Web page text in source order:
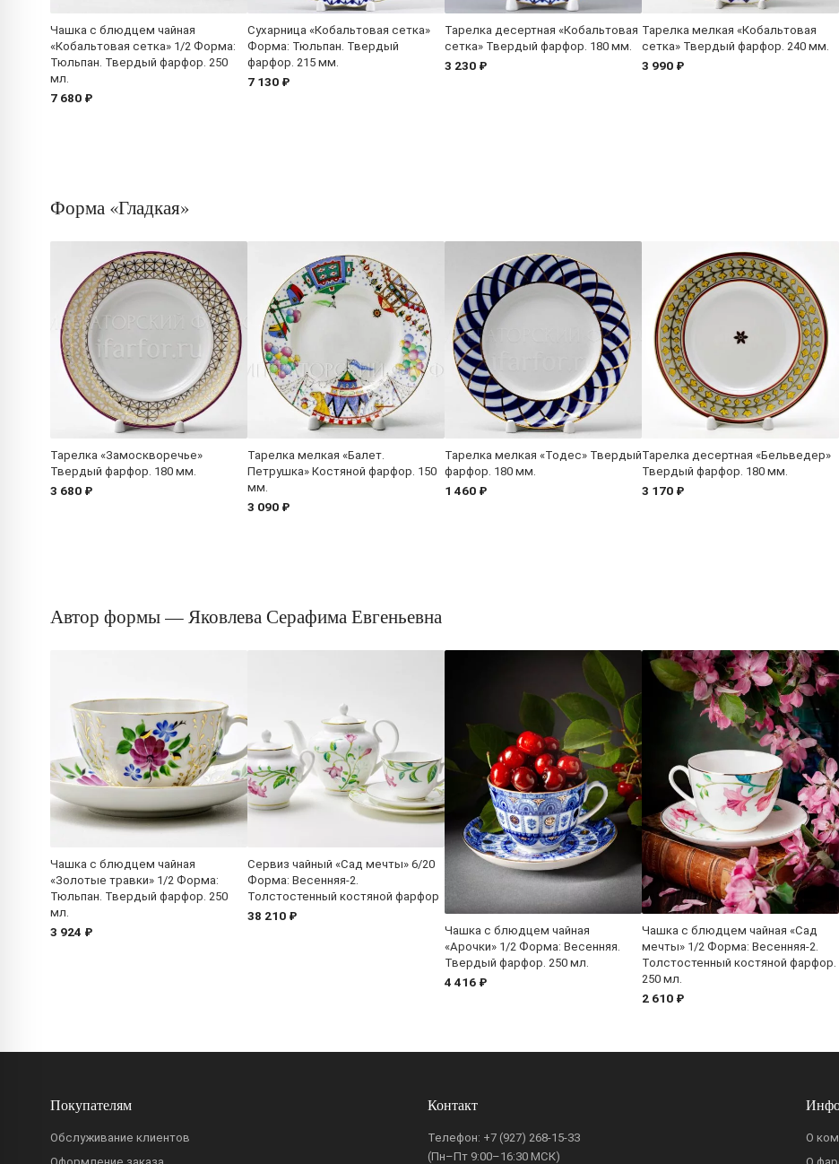
Чашка с блюдцем чайная
«Кобальтовая сетка» 1/2 Форма:
Тюльпан. Твердый фарфор. 250
мл.
7 680 ₽
Сухарница «Кобальтовая сетка»
Форма: Тюльпан. Твердый
фарфор. 215 мм.
7 130 ₽
Тарелка десертная «Кобальтовая
сетка» Твердый фарфор. 180 мм.
3 230 ₽
Тарелка мелкая «Кобальтовая
сетка» Твердый фарфор. 240 мм.
3 990 ₽
Форма «Гладкая»
Тарелка «Замоскворечье»
Твердый фарфор. 180 мм.
3 680 ₽
Тарелка мелкая «Балет.
Петрушка» Костяной фарфор. 150
мм.
3 090 ₽
Тарелка мелкая «Тодес» Твердый
фарфор. 180 мм.
1 460 ₽
Тарелка десертная «Бельведер»
Твердый фарфор. 180 мм.
3 170 ₽
Автор формы — Яковлева Серафима Евгеньевна
Чашка с блюдцем чайная
«Золотые травки» 1/2 Форма:
Тюльпан. Твердый фарфор. 250
мл.
3 924 ₽
Сервиз чайный «Сад мечты» 6/20
Форма: Весенняя-2.
Толстостенный костяной фарфор
38 210 ₽
Чашка с блюдцем чайная
«Арочки» 1/2 Форма: Весенняя.
Твердый фарфор. 250 мл.
4 416 ₽
Чашка с блюдцем чайная «Сад
мечты» 1/2 Форма: Весенняя-2.
Толстостенный костяной фарфор.
250 мл.
2 610 ₽
Покупателям
Обслуживание клиентов
Контакт
Телефон: +7 (927) 268-15-33
(Пн–Пт 9:00–16:30 МСК)
О